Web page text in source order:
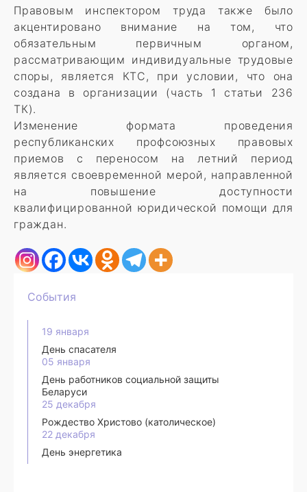
Правовым инспектором труда также было
акцентировано внимание на том, что
обязательным первичным органом,
рассматривающим индивидуальные трудовые
споры, является КТС, при условии, что она
создана в организации (часть 1 статьи 236
ТК).
Изменение формата проведения
республиканских профсоюзных правовых
приемов с переносом на летний период
является своевременной мерой, направленной
на повышение доступности
квалифицированной юридической помощи для
граждан.
События
19 января
День спасателя
05 января
День работников социальной защиты
Беларуси
25 декабря
Рождество Христово (католическое)
22 декабря
День энергетика